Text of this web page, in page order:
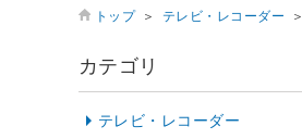
トップ ＞ テレビ・レコーダー ＞
カテゴリ
テレビ・レコーダー